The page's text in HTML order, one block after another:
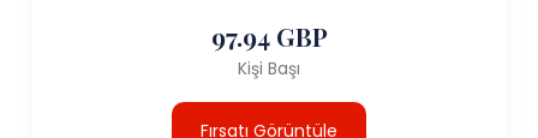
97.94 GBP
Kişi Başı
Fırsatı Görüntüle